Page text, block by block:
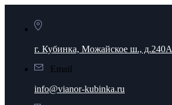
г. Кубинка, Можайское ш., д.240А
Email
info@vianor-kubinka.ru